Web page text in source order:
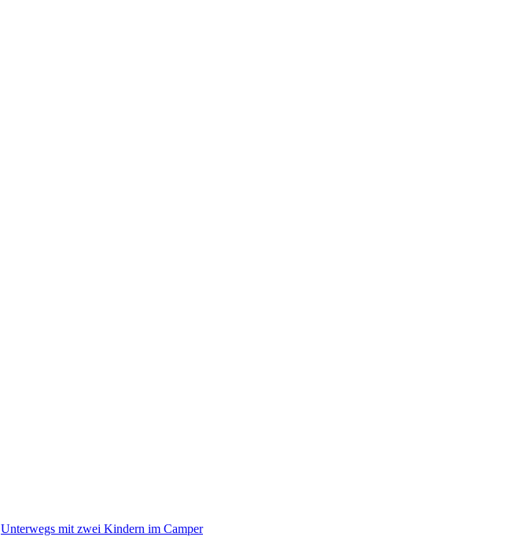
Unterwegs mit zwei Kindern im Camper